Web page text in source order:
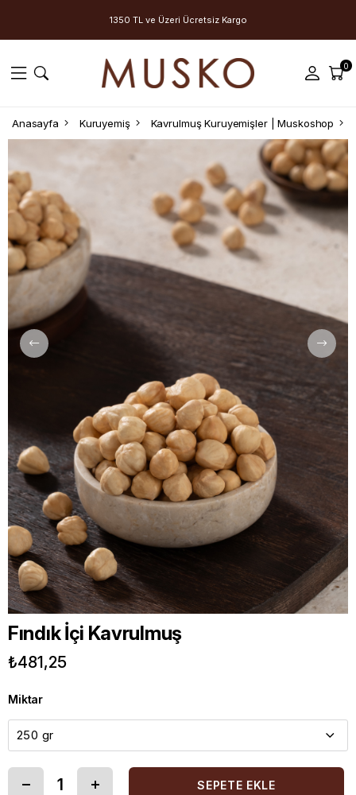
1350 TL ve Üzeri Ücretsiz Kargo
0
Anasayfa Kuruyemiş Kavrulmuş Kuruyemişler | Muskoshop
Fındık İçi Kavrulmuş
₺481,25
Miktar